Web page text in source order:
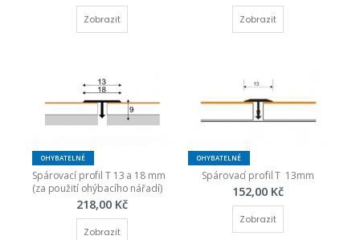
Zobrazit Zobrazit
OHYBATELNÉ
Spárovací profil T 13 a 18 mm
(za použití ohýbacího nářadí)
218,00 Kč
Zobrazit
OHYBATELNÉ
Spárovací profil T  13mm
152,00 Kč
Zobrazit